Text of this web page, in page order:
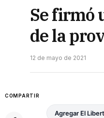
Se firmó
de la
12 de mayo de 2021
COMPARTIR
Agregar El